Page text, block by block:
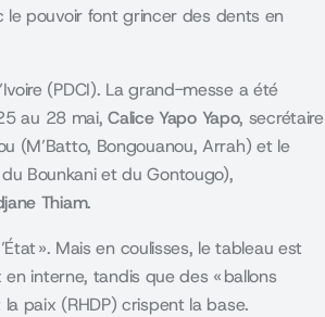
pouvoir font grincer des dents en
(PDCI). La grand-messe a été
au 28 mai,Calice Yapo Yapo, secrétaire
(M’Batto, Bongouanou, Arrah) et le
Bounkani et du Gontougo),
Thiam.
». Mais en coulisses, le tableau est
interne, tandis que des « ballons
la paix (RHDP) crispent la base.